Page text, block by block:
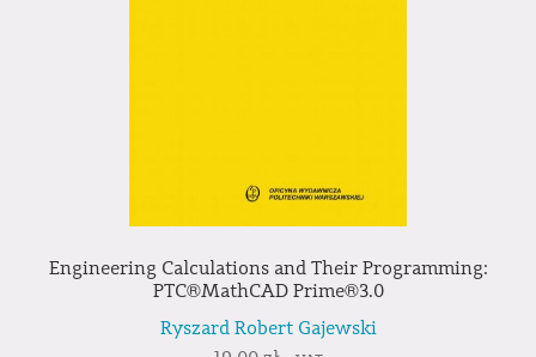
Engineering Calculations and Their Programming:
PTC®MathCAD Prime®3.0
Ryszard Robert Gajewski